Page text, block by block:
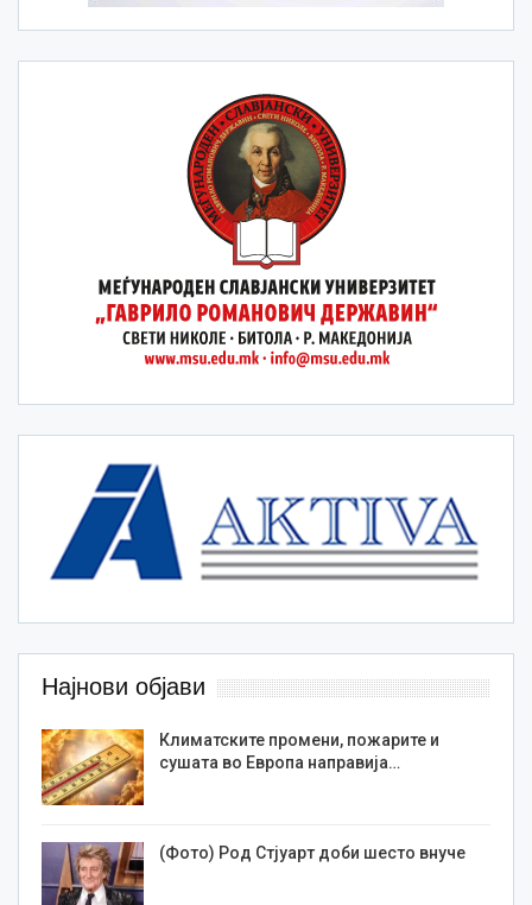
Најнови објави
Климатските промени, пожарите и
сушата во Европа направија…
(Фото) Род Стјуарт доби шесто внуче